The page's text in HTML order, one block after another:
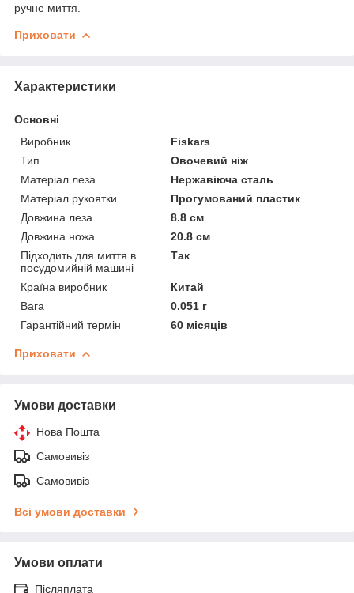
ручне миття.
Приховати
Характеристики
Основні
Виробник
Fiskars
Тип
Овочевий ніж
Матеріал леза
Нержавіюча сталь
Матеріал рукоятки
Прогумований пластик
Довжина леза
8.8 см
Довжина ножа
20.8 см
Підходить для миття в
посудомийній машині
Так
Країна виробник
Китай
Вага
0.051 г
Гарантійний термін
60 місяців
Приховати
Умови доставки
Нова Пошта
Самовивіз
Самовивіз
Всі умови доставки
Умови оплати
Післяплата